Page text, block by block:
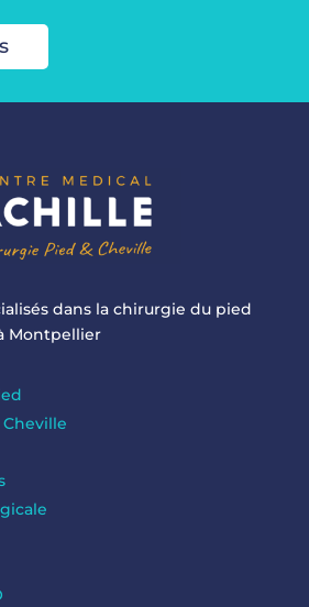
dans la chirurgie du pied
Montpellier